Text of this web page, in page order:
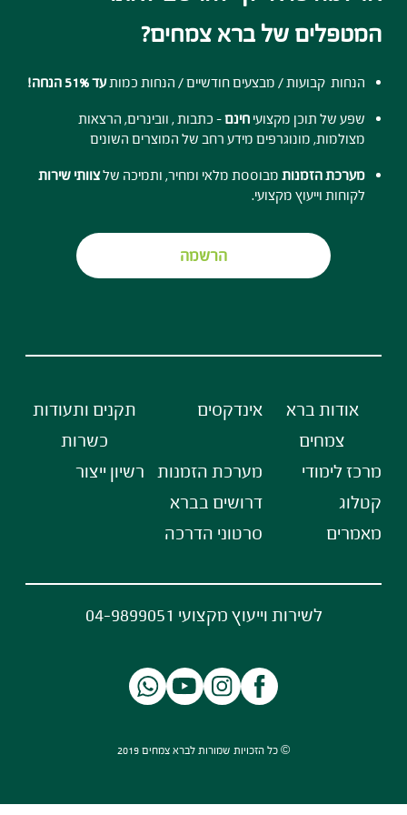
המטפלים של ברא צמחים?
הנחות קבועות / מבצעים חודשיים / הנחות כמותעד 51% הנחה!
שפע של תוכן מקצועיחינם- כתבות , וובינרים, הרצאות
מצולמות, מונוגרפים מידע רחב של המוצרים השונים
מערכת הזמנות מבוססת מלאי ומחיר, ותמיכה שלצוותי שירות
לקוחות וייעוץ מקצועי.
הרשמה
אודות ברא
צמחים
מרכז לימודי
קטלוג
מאמרים
אינדקסים
מערכת הזמנות
דרושים בברא
סרטוני הדרכה
תקנים ותעודות
כשרות
רשיון ייצור
לשירות וייעוץ מקצועי 04-9899051
© כל הזכויות שמורות לברא צמחים 2019